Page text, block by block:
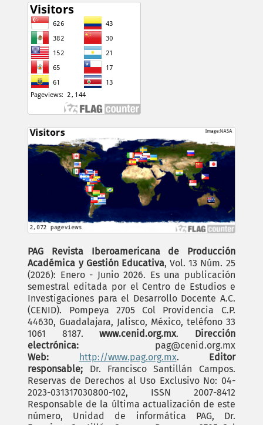
PAG Revista Iberoamericana de Producción
Académica y Gestión Educativa, Vol. 13 Núm. 25
(2026): Enero - Junio 2026. Es una publicación
semestral editada por el Centro de Estudios e
Investigaciones para el Desarrollo Docente A.C.
(CENID). Pompeya 2705 Col Providencia C.P.
44630, Guadalajara, Jalisco, México, teléfono 33
1061 8187.www.cenid.org.mx. Dirección
electrónica: pag@cenid.org.mx
Web:
http://www.pag.org.mx.
Editor
responsable; Dr. Francisco Santillán Campos.
Reservas de Derechos al Uso Exclusivo No: 04-
2023-031317030800-102, ISSN 2007-8412
Responsable de la última actualización de este
número, Unidad de informática PAG, Dr.